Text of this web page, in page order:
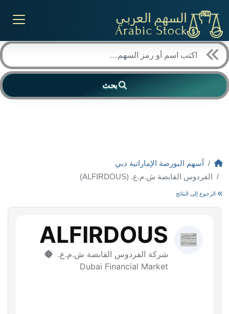
بحث
أسهم البورصة الإماراتية دبي
الفردوس القابضة ش.م.ع. (ALFIRDOUS)
الرجوع إلى النتائج